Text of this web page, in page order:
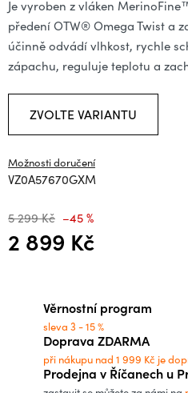
Je vyroben z vláken
předení OTW® Omega Twist a
účinně odvádí vlhkost, rychle
zápachu, reguluje teplotu a
ZVOLTE VARIANTU
Možnosti doručení
VZ0A57670GXM
5 299 Kč –45 %
2 899 Kč
Věrnostní program
sleva 3 - 15 %
Doprava ZDARMA
při nákupu nad 1 999 Kč je
Prodejna v Říčanech u